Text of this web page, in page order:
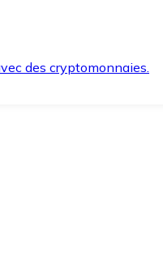
des cryptomonnaies.
et en toute sécurité.
vous en avez besoin.